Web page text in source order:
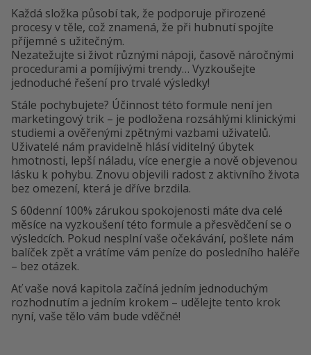
Každá složka působí tak, že podporuje přirozené
procesy v těle, což znamená, že při hubnutí spojíte
příjemné s užitečným.
Nezatežujte si život různými nápoji, časově náročnými
procedurami a pomíjivými trendy… Vyzkoušejte
jednoduché řešení pro trvalé výsledky!
Stále pochybujete? Účinnost této formule není jen
marketingový trik – je podložena rozsáhlými klinickými
studiemi a ověřenými zpětnými vazbami uživatelů.
Uživatelé nám pravidelně hlásí viditelný úbytek
hmotnosti, lepší náladu, více energie a nově objevenou
lásku k pohybu. Znovu objevili radost z aktivního života
bez omezení, která je dříve brzdila.
S 60denní 100% zárukou spokojenosti máte dva celé
měsíce na vyzkoušení této formule a přesvědčení se o
výsledcích. Pokud nesplní vaše očekávání, pošlete nám
balíček zpět a vrátíme vám peníze do posledního haléře
– bez otázek.
Ať vaše nová kapitola začíná jedním jednoduchým
rozhodnutím a jedním krokem – udělejte tento krok
nyní, vaše tělo vám bude vděčné!